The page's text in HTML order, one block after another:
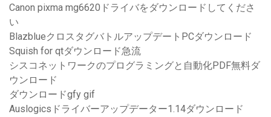
Canon pixma mg6620ドライバをダウンロードしてくださ
い
BlazblueクロスタグバトルアップデートPCダウンロード
Squish for qtダウンロード急流
シスコネットワークのプログラミングと自動化PDF無料ダ
ウンロード
ダウンロードgfy gif
Auslogicsドライバーアップデーター1.14ダウンロード